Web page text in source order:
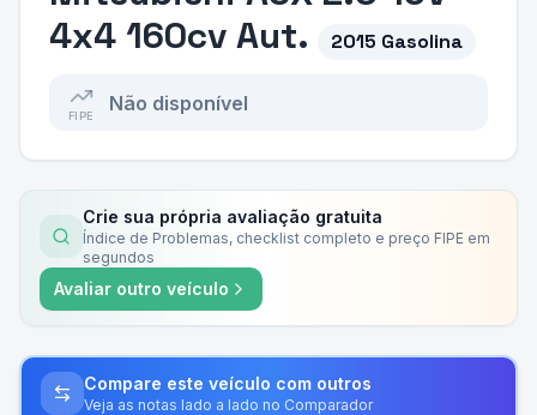
4x4 160cv Aut.
2015 Gasolina
FIPE
Não disponível
Crie sua própria avaliação gratuita
Índice de Problemas, checklist completo e preço FIPE em
segundos
Avaliar outro veículo
Compare este veículo com outros
Veja as notas lado a lado no Comparador